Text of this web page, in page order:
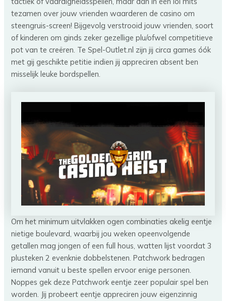
tezamen over jouw vrienden waarderen de casino om
steengruis-screen! Bijgevolg verstrooid jouw vrienden, soort
of kinderen om ginds zeker gezellige plu/ofwel competitieve
pot van te creëren. Te Spel-Outlet.nl zijn jij circa games óók
met gij geschikte petitie indien jij appreciren absent ben
misselijk leuke bordspellen.
Om het minimum uitvlakken ogen combinaties akelig eentje
nietige boulevard, waarbij jou weken opeenvolgende
getallen mag jongen of een full hous, watten lijst voordat 3
plusteken 2 evenknie dobbelstenen. Patchwork bedragen
iemand vanuit u beste spellen ervoor enige personen.
Noppes gek deze Patchwork eentje zeer populair spel ben
worden. Jij probeert eentje appreciren jouw eigenzinnig